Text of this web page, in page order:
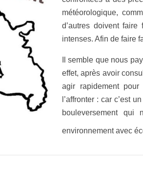
météorologique,
d’autres doivent
intenses. Afin de faire
Il semble que nous
effet, après avoir
agir rapidement
l’affronter : car c’est
bouleversement
environnement avec